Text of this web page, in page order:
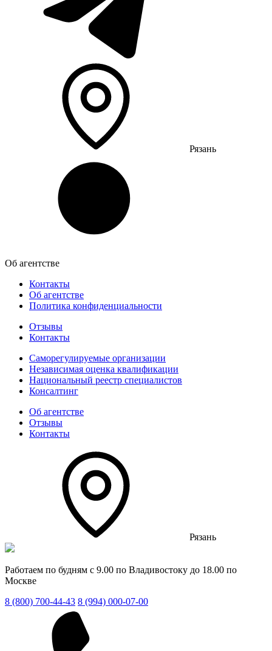
Рязань
Об агентстве
Контакты
Об агентстве
Политика конфиденциальности
Отзывы
Контакты
Саморегулируемые организации
Независимая оценка квалификации
Национальный реестр специалистов
Консалтинг
Об агентстве
Отзывы
Контакты
Рязань
Работаем по будням с 9.00 по Владивостоку до 18.00 по
Москве
8 (800) 700-44-43 8 (994) 000-07-00